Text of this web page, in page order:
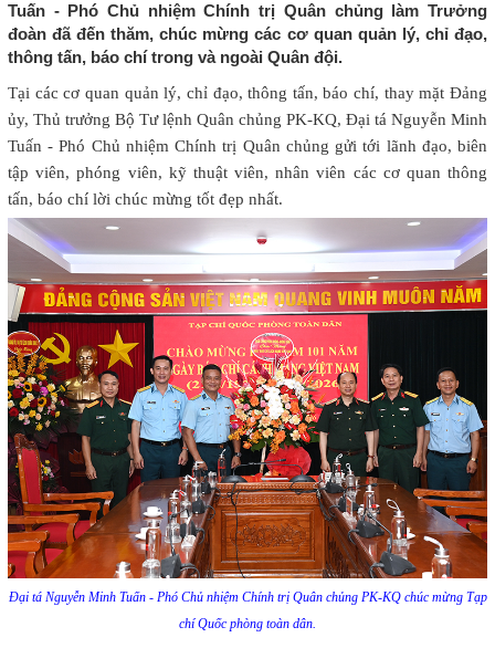
Tuấn - Phó Chủ nhiệm Chính trị Quân chủng làm Trưởng
đoàn đã đến thăm, chúc mừng các cơ quan quản lý, chỉ đạo,
thông tấn, báo chí trong và ngoài Quân đội.
Tại các cơ quan quản lý, chỉ đạo, thông tấn, báo chí, thay mặt Đảng
ủy, Thủ trưởng Bộ Tư lệnh Quân chủng PK-KQ, Đại tá Nguyễn Minh
Tuấn - Phó Chủ nhiệm Chính trị Quân chủng gửi tới lãnh đạo, biên
tập viên, phóng viên, kỹ thuật viên, nhân viên các cơ quan thông
tấn, báo chí lời chúc mừng tốt đẹp nhất.
Đại tá Nguyễn Minh Tuấn - Phó Chủ nhiệm Chính trị Quân chủng PK-KQ chúc mừng Tạp
chí Quốc phòng toàn dân.